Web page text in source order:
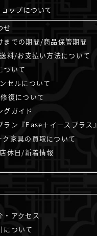
ップについて
せ
までの期間/商品保管期間
料/お支払い方法について
ついて
セルについて
復について
グガイド
ラン『Ease＋イースプラス』
ク家具の買取について
休日/新着情報
・アクセス
について